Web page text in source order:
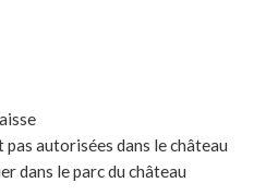
pas autorisées dans le château
dans le parc du château